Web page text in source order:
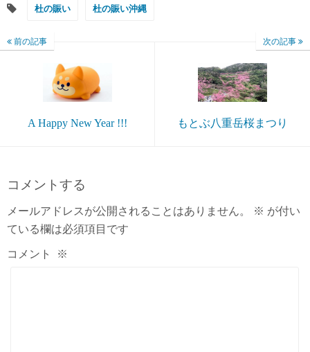
杜の賑い 杜の賑い沖縄
前の記事
A Happy New Year !!!
次の記事
もとぶ八重岳桜まつり
コメントする
メールアドレスが公開されることはありません。 ※ が付い
ている欄は必須項目です
コメント ※